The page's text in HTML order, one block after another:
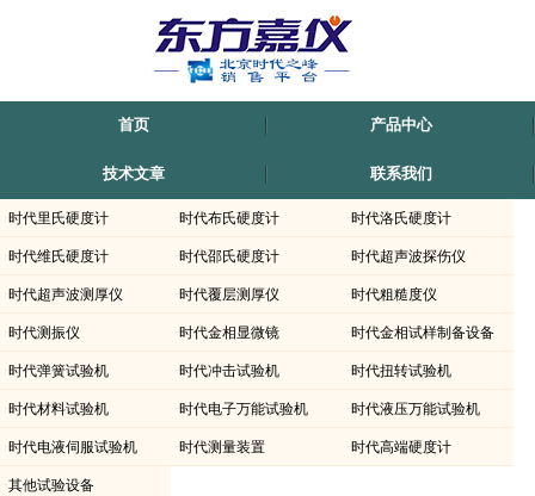
首页 产品中心
技术文章 联系我们
·时代里氏硬度计 ·时代布氏硬度计 ·时代洛氏硬度计
·时代维氏硬度计 ·时代邵氏硬度计 ·时代超声波探伤仪
·时代超声波测厚仪 ·时代覆层测厚仪 ·时代粗糙度仪
·时代测振仪 ·时代金相显微镜 ·时代金相试样制备设备
·时代弹簧试验机 ·时代冲击试验机 ·时代扭转试验机
·时代材料试验机 ·时代电子万能试验机 ·时代液压万能试验机
·时代电液伺服试验机 ·时代测量装置 ·时代高端硬度计
·其他试验设备